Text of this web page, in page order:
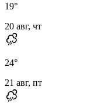
19°
20 авг, чт
24°
21 авг, пт